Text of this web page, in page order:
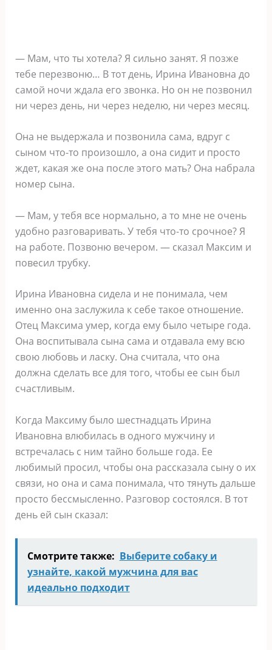
— Мам, что ты хотела? Я сильно занят. Я позже
тебе перезвоню… В тот день, Ирина Ивановна до
самой ночи ждала его звонка. Но он не позвонил
ни через день, ни через неделю, ни через месяц.
Она не выдержала и позвонила сама, вдруг с
сыном что-то произошло, а она сидит и просто
ждет, какая же она после этого мать? Она набрала
номер сына.
— Мам, у тебя все нормально, а то мне не очень
удобно разговаривать. У тебя что-то срочное? Я
на работе. Позвоню вечером. — сказал Максим и
повесил трубку.
Ирина Ивановна сидела и не понимала, чем
именно она заслужила к себе такое отношение.
Отец Максима умер, когда ему было четыре года.
Она воспитывала сына сама и отдавала ему всю
свою любовь и ласку. Она считала, что она
должна сделать все для того, чтобы ее сын был
счастливым.
Когда Максиму было шестнадцать Ирина
Ивановна влюбилась в одного мужчину и
встречалась с ним тайно больше года. Ее
любимый просил, чтобы она рассказала сыну о их
связи, но она и сама понимала, что тянуть дальше
просто бессмысленно. Разговор состоялся. В тот
день ей сын сказал:
Смотрите также: Выберите собаку и
узнайте, какой мужчина для вас
идеально подходит